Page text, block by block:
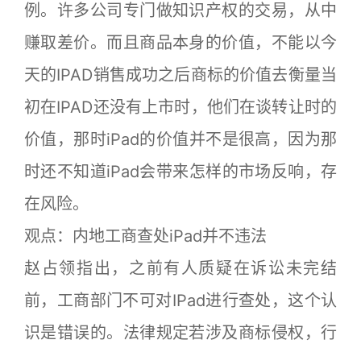
例。许多公司专门做知识产权的交易，从中
赚取差价。而且商品本身的价值，不能以今
天的IPAD销售成功之后商标的价值去衡量当
初在IPAD还没有上市时，他们在谈转让时的
价值，那时iPad的价值并不是很高，因为那
时还不知道iPad会带来怎样的市场反响，存
在风险。
观点：内地工商查处iPad并不违法
赵占领指出，之前有人质疑在诉讼未完结
前，工商部门不可对IPad进行查处，这个认
识是错误的。法律规定若涉及商标侵权，行